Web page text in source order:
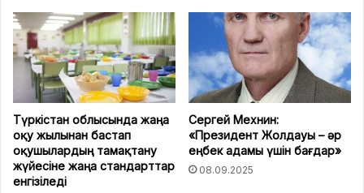
Түркістан облысында жаңа
оқу жылынан бастап
оқушылардың тамақтану
жүйесіне жаңа стандарттар
енгізіледі
Сергей Мехнин:
«Президент Жолдауы – әр
еңбек адамы үшін бағдар»
08.09.2025